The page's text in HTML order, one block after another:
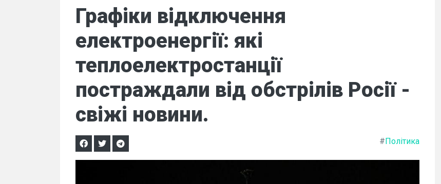
Графіки відключення
електроенергії: які
теплоелектростанції
постраждали від обстрілів Росії -
свіжі новини.
#Політика